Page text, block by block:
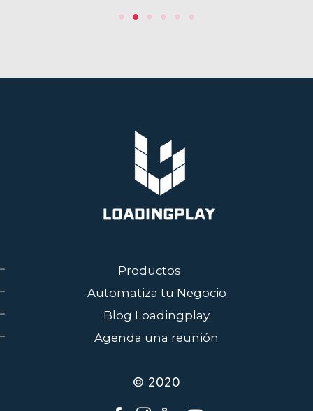
Productos
Automatiza tu Negocio
Blog Loadingplay
Agenda una reunión
© 2020